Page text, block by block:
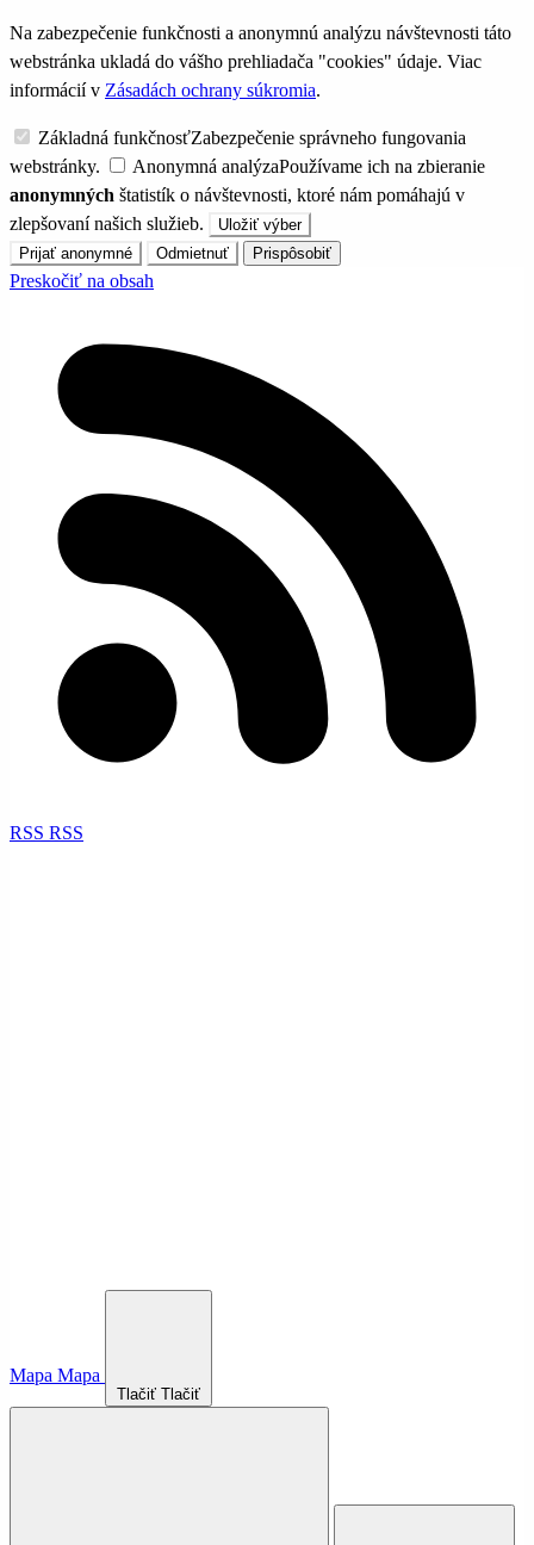
Na zabezpečenie funkčnosti a anonymnú analýzu návštevnosti táto
webstránka ukladá do vášho prehliadača "cookies" údaje. Viac
informácií v Zásadách ochrany súkromia.
Základná funkčnosťZabezpečenie správneho fungovania
webstránky.
Anonymná analýzaPoužívame ich na zbieranie
anonymných štatistík o návštevnosti, ktoré nám pomáhajú v
zlepšovaní našich služieb.
Uložiť výber
Prijať anonymné
Odmietnuť Prispôsobiť
Preskočiť na obsah
RSS RSS
Mapa Mapa
Tlačiť Tlačiť